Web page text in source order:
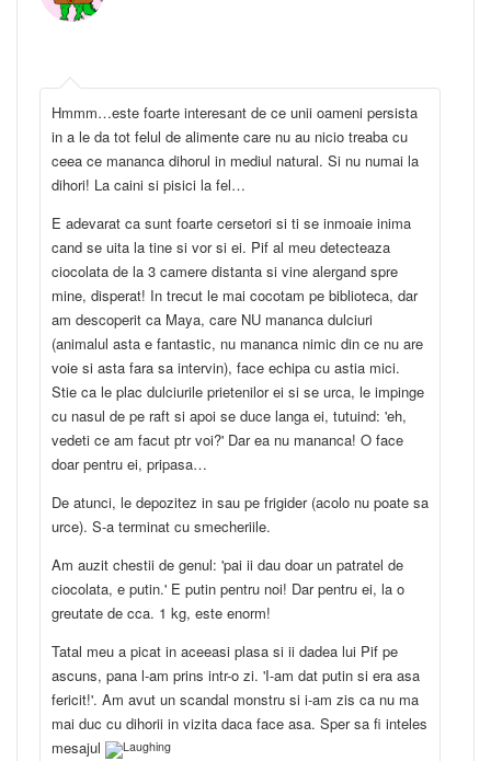
Hmmm…este foarte interesant de ce unii oameni persista
in a le da tot felul de alimente care nu au nicio treaba cu
ceea ce mananca dihorul in mediul natural. Si nu numai la
dihori! La caini si pisici la fel…
E adevarat ca sunt foarte cersetori si ti se inmoaie inima
cand se uita la tine si vor si ei. Pif al meu detecteaza
ciocolata de la 3 camere distanta si vine alergand spre
mine, disperat! In trecut le mai cocotam pe biblioteca, dar
am descoperit ca Maya, care NU mananca dulciuri
(animalul asta e fantastic, nu mananca nimic din ce nu are
voie si asta fara sa intervin), face echipa cu astia mici.
Stie ca le plac dulciurile prietenilor ei si se urca, le impinge
cu nasul de pe raft si apoi se duce langa ei, tutuind: 'eh,
vedeti ce am facut ptr voi?' Dar ea nu mananca! O face
doar pentru ei, pripasa…
De atunci, le depozitez in sau pe frigider (acolo nu poate sa
urce). S-a terminat cu smecheriile.
Am auzit chestii de genul: 'pai ii dau doar un patratel de
ciocolata, e putin.' E putin pentru noi! Dar pentru ei, la o
greutate de cca. 1 kg, este enorm!
Tatal meu a picat in aceeasi plasa si ii dadea lui Pif pe
ascuns, pana l-am prins intr-o zi. 'I-am dat putin si era asa
fericit!'. Am avut un scandal monstru si i-am zis ca nu ma
mai duc cu dihorii in vizita daca face asa. Sper sa fi inteles
mesajul